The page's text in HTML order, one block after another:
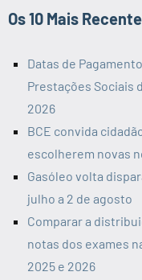
Os 10 Mais
Datas de
Prestações Sociais
2026
BCE convida
escolherem novas
Gasóleo volta
julho a 2 de agosto
Comparar a
notas dos exames
2025 e 2026